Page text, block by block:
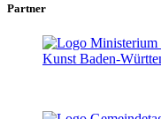
Partner